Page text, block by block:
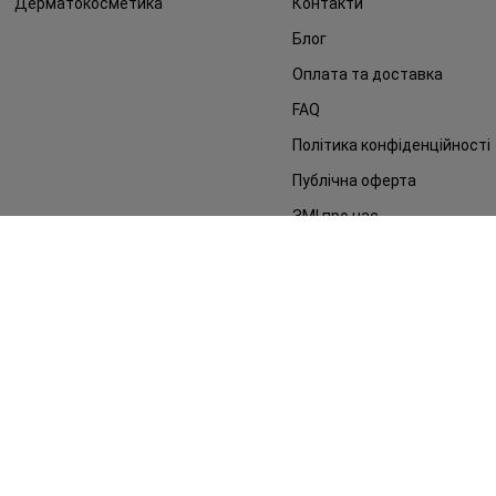
Блог
Оплата та доставка
FAQ
Політика конфіденційності
Публічна оферта
ЗМІ про нас